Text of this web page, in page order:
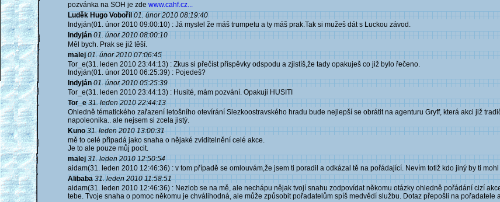
pozvánka na SOH je zde www.cahf.cz...
Luděk Hugo Vobořil 01. únor 2010 08:19:40
Indyján(01. únor 2010 09:00:10) : Já myslel že máš trumpetu a ty máš prak.Tak si mužeš dát s Luckou závod.
Indyján 01. únor 2010 08:00:10
Měl bych. Prak se již těší.
malej 01. únor 2010 07:06:45
Tor_e(31. leden 2010 23:44:13) : Zkus si přečíst příspěvky odspodu a zjistíš,že tady opakuješ co již bylo řečeno.
Indyján(01. únor 2010 06:25:39) : Pojedeš?
Indyján 01. únor 2010 05:25:39
Tor_e(31. leden 2010 23:44:13) : Husité, mám pozvání. Opakuji HUSITI
Tor_e 31. leden 2010 22:44:13
Ohledně tématického zařazení letošního otevírání Slezkoostravského hradu bude nejlepší se obrátit na agenturu Gryff, která akci již
napoleonika.. ale nejsem si zcela jistý.
Kuno 31. leden 2010 13:00:31
mě to celé připadá jako snaha o nějaké zviditelnění celé akce.
Je to ale pouze můj pocit.
malej 31. leden 2010 12:50:54
aidam(31. leden 2010 12:46:36) : v tom případě se omlouvám,že jsem ti poradil a odkázal tě na pořádající. Nevím totiž kdo jiný by ti
Alibaba 31. leden 2010 11:58:51
aidam(31. leden 2010 12:46:36) : Nezlob se na mě, ale nechápu nějak tvojí snahu zodpovídat někomu otázky ohledně pořádání cizí
tebe. Tvoje snaha o pomoc někomu je chválihodná, ale může způsobit pořadatelům spíš medvědí službu. Dotaz přepošli na pořadatele